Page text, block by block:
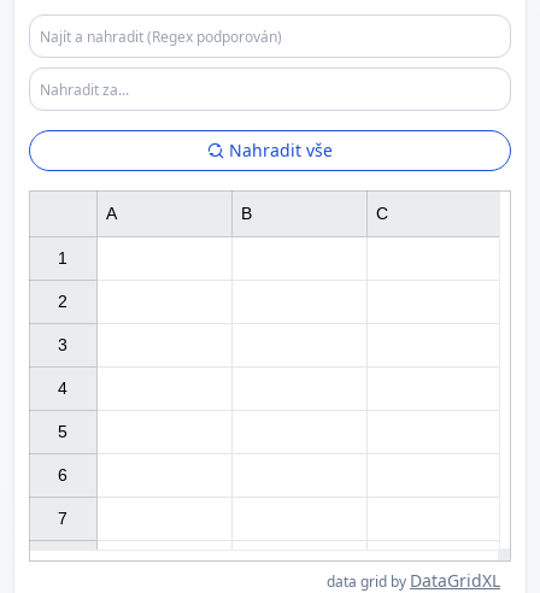
Nahradit vše
data grid by DataGridXL
1
2
3
4
5
6
7
A B C